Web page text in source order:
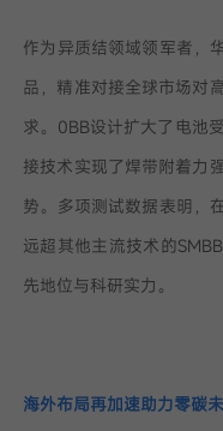
作为异质结领域领军者，
品，精准对接全球市场对
求。0BB设计扩大了电池
接技术实现了焊带附着力
势。多项测试数据表明，
远超其他主流技术的
先地位与科研实力。
海外布局再加速助力零碳